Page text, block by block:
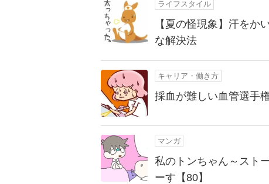
ライフスタイル
【夏の怪現象】汗をか
な解決法
キャリア・働き方
採血が難しい血管選手
マンガ
私のトンちゃん～スト
ーす【80】